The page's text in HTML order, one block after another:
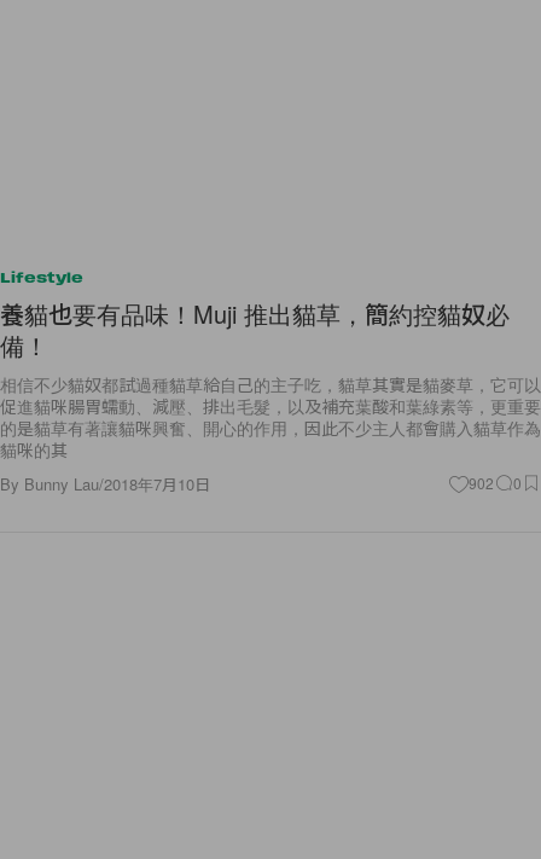
養貓也要有品味！Muji 推出貓草，簡約控貓奴必
備！
相信不少貓奴都試過種貓草給自己的主子吃，貓草其實是貓麥草，它可以
的是貓草有著讓貓咪興奮、開心的作用，因此不少主人都會購入貓草作為
貓咪的其
ByBunny Lau